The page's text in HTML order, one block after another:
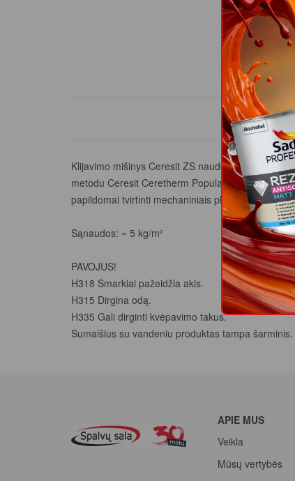
Klijavimo mišinys Ceresit ZS naudojamas
metodu Ceresit Ceretherm Popular sistemą.
papildomai tvirtinti mechaniniais plastikiniais
Sąnaudos: ~ 5 kg/m²
PAVOJUS!
H318 Smarkiai pažeidžia akis.
H315 Dirgina odą.
H335 Gali dirginti kvėpavimo takus.
Sumaišius su vandeniu produktas tampa šarminis.
APIE MUS
Veikla
Mūsų vertybės